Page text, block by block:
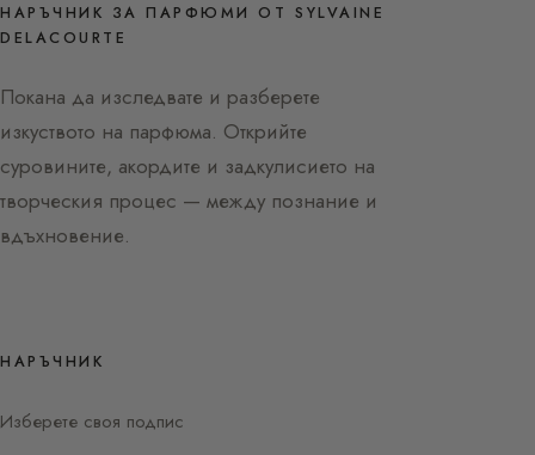
НАРЪЧНИК ЗА ПАРФЮМИ ОТ SYLVAINE
DELACOURTE
Покана да изследвате и разберете
изкуството на парфюма. Открийте
суровините, акордите и задкулисието на
творческия процес — между познание и
вдъхновение.
НАРЪЧНИК
Изберете своя подпис